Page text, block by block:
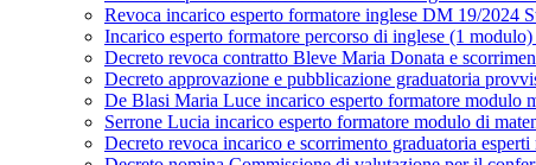
Revoca incarico esperto formatore inglese DM 19/2024
Incarico esperto formatore percorso di inglese (1
Decreto revoca contratto Bleve Maria Donata e
Decreto approvazione e pubblicazione graduatoria
De Blasi Maria Luce incarico esperto formatore modulo
Serrone Lucia incarico esperto formatore modulo di
Decreto revoca incarico e scorrimento graduatoria